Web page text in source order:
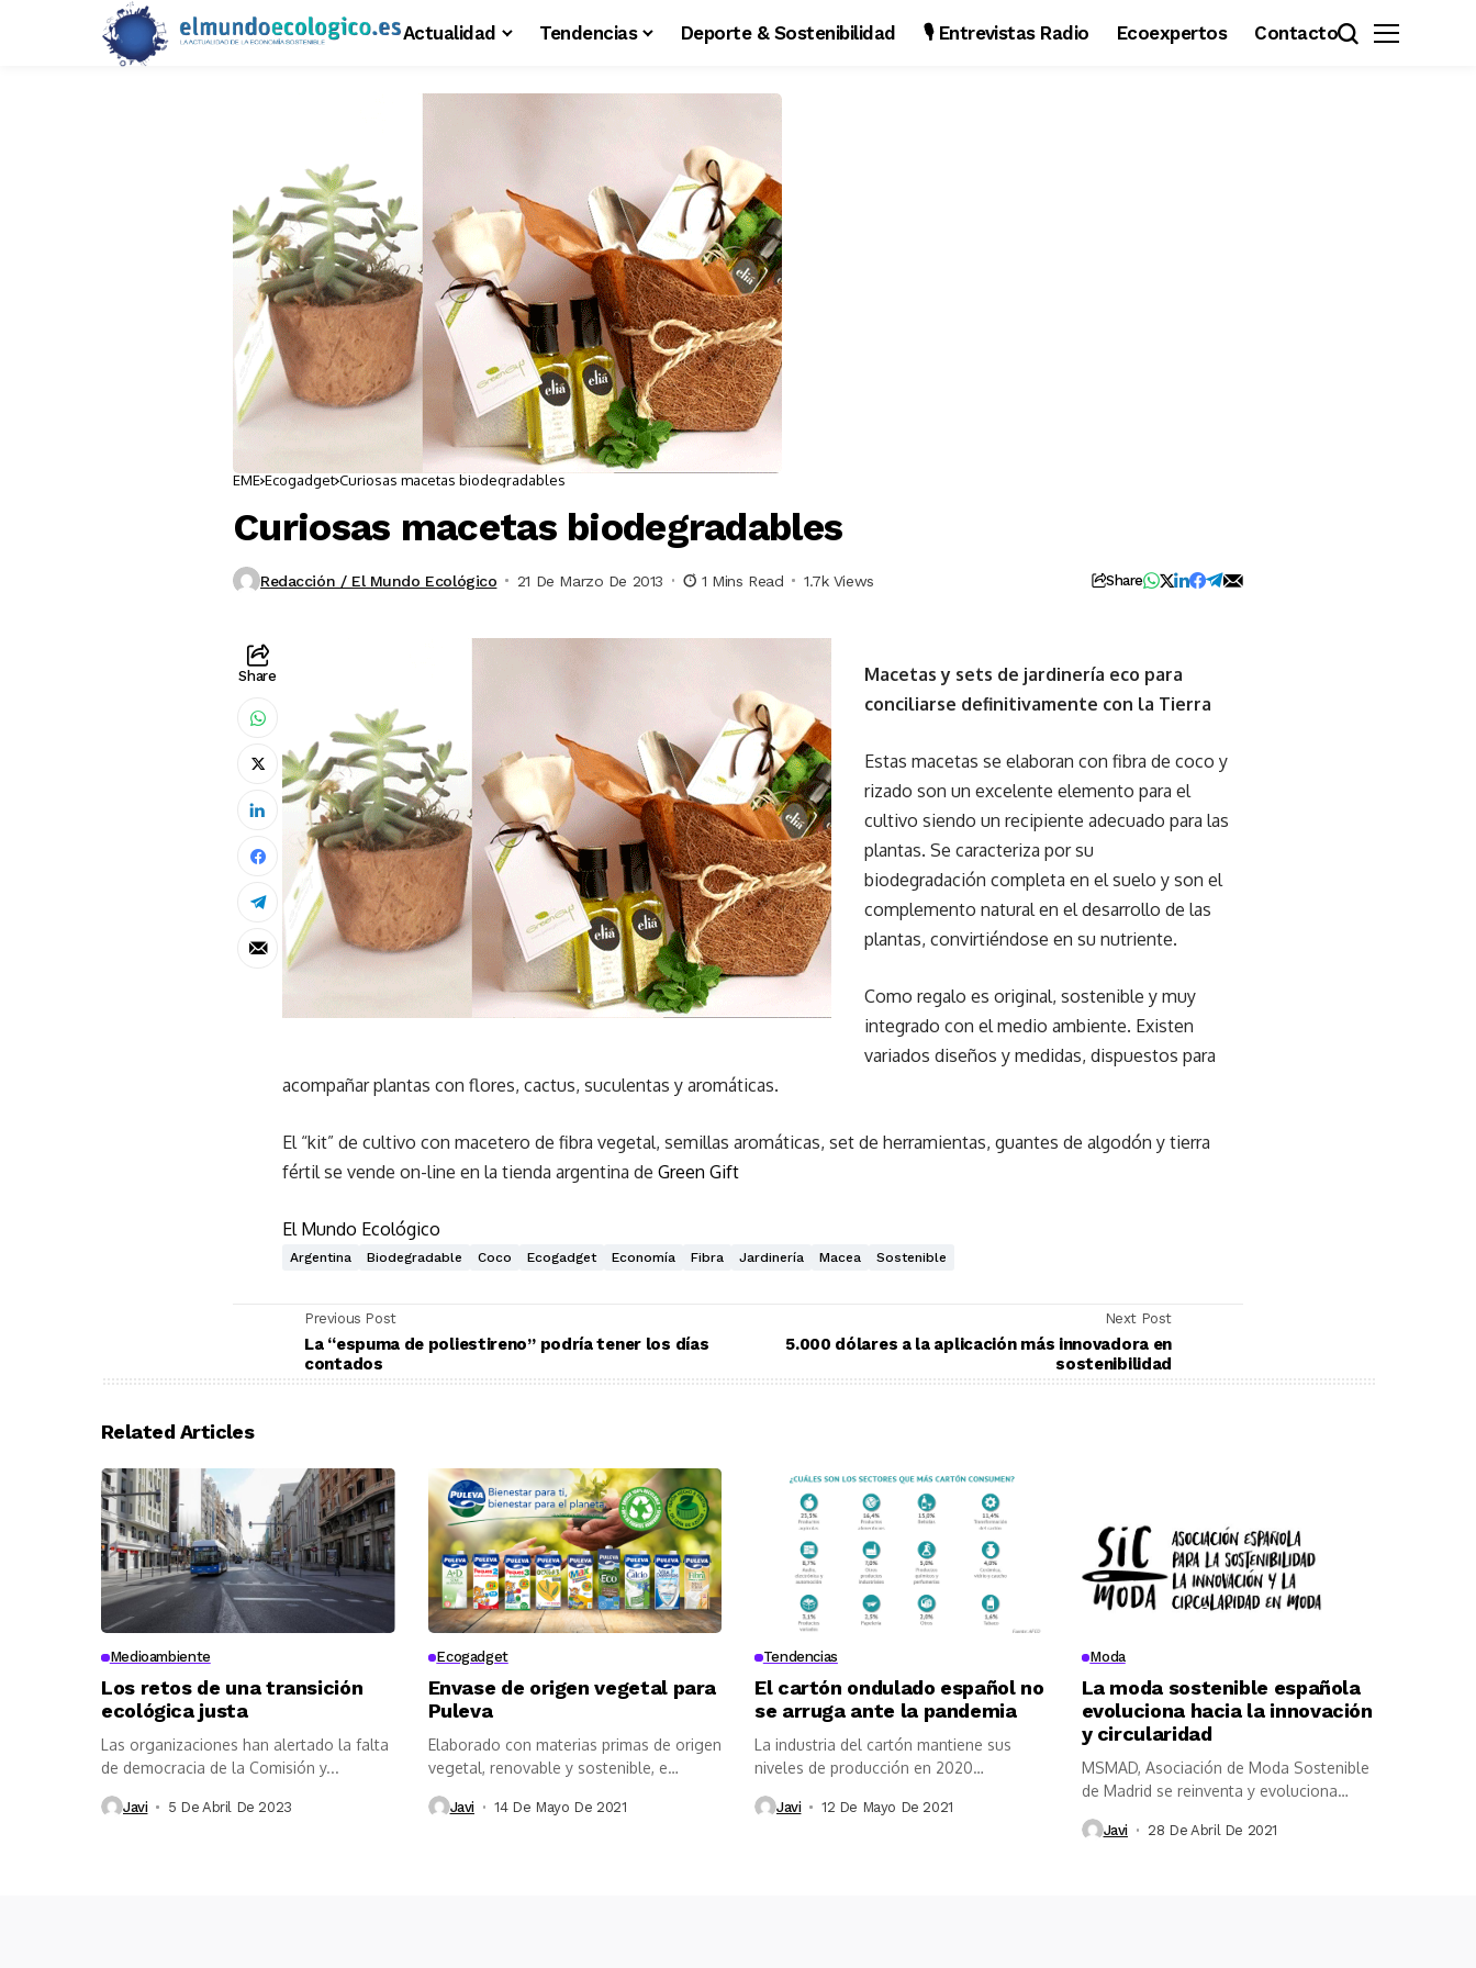
Actualidad Tendencias Deporte & Sostenibilidad 🎙️ Entrevistas Radio Ecoexpertos Contacto
EME Ecogadget Curiosas macetas biodegradables
Curiosas macetas biodegradables
Redacción / El Mundo Ecológico 21 De Marzo De 2013 1 Mins Read 1.7k Views Share
Share
Macetas y sets de jardinería eco para
conciliarse definitivamente con la Tierra
Estas macetas se elaboran con fibra de coco y
rizado son un excelente elemento para el
cultivo siendo un recipiente adecuado para las
plantas. Se caracteriza por su
biodegradación completa en el suelo y son el
complemento natural en el desarrollo de las
plantas, convirtiéndose en su nutriente.
Como regalo es original, sostenible y muy
integrado con el medio ambiente. Existen
variados diseños y medidas, dispuestos para
acompañar plantas con flores, cactus, suculentas y aromáticas.
El “kit” de cultivo con macetero de fibra vegetal, semillas aromáticas, set de herramientas, guantes de algodón y tierra
fértil se vende on-line en la tienda argentina de Green Gift
El Mundo Ecológico
Argentina Biodegradable Coco Ecogadget Economía Fibra Jardinería Macea Sostenible
Previous Post
La “espuma de poliestireno” podría tener los días
contados
Next Post
5.000 dólares a la aplicación más innovadora en
sostenibilidad
Related Articles
Medioambiente
Los retos de una transición
ecológica justa
Las organizaciones han alertado la falta
de democracia de la Comisión y...
Javi 5 De Abril De 2023
Ecogadget
Envase de origen vegetal para
Puleva
Elaborado con materias primas de origen
vegetal, renovable y sostenible, e
incorpora...
Javi 14 De Mayo De 2021
Tendencias
El cartón ondulado español no
se arruga ante la pandemia
La industria del cartón mantiene sus
niveles de producción en 2020
manteniéndose...
Javi 12 De Mayo De 2021
Moda
La moda sostenible española
evoluciona hacia la innovación
y circularidad
MSMAD, Asociación de Moda Sostenible
de Madrid se reinventa y evoluciona
como...
Javi 28 De Abril De 2021